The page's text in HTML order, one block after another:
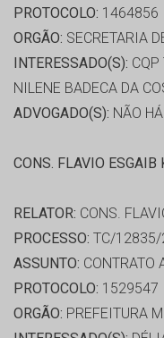
PROTOCOLO: 1464856
ORGÃO: SECRETARIA
INTERESSADO(S): CQP
NILENE BADECA DA
ADVOGADO(S): NÃO HÁ
CONS. FLAVIO ESGAIB
RELATOR: CONS.
PROCESSO: TC/
ASSUNTO: CONTRATO
PROTOCOLO: 1529547
ORGÃO: PREFEITURA